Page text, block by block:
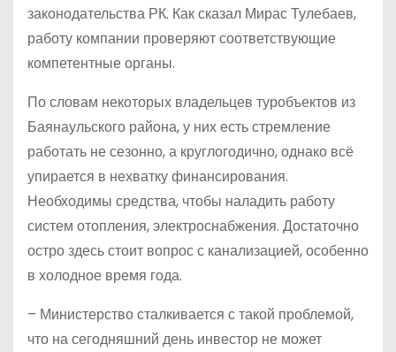
законодательства РК. Как сказал Мирас Тулебаев,
работу компании проверяют соответствующие
компетентные органы.
По словам некоторых владельцев туробъектов из
Баянаульского района, у них есть стремление
работать не сезонно, а круглогодично, однако всё
упирается в нехватку финансирования.
Необходимы средства, чтобы наладить работу
систем отопления, электроснабжения. Достаточно
остро здесь стоит вопрос с канализацией, особенно
в холодное время года.
– Министерство сталкивается с такой проблемой,
что на сегодняшний день инвестор не может